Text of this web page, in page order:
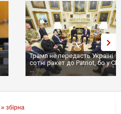
Трамп не передасть Україні
сотні ракет до Patriot, бо у
...
» збірна